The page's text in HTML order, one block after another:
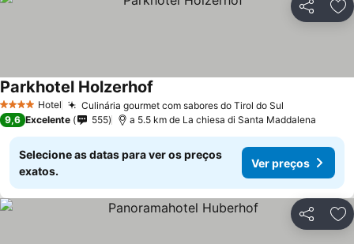
Partilhar
4 EstrelasHotel Culinária gourmet com sabores do Tirol do Sul
Parkhotel Holzerhof
9,6 Excelente 555 a 5.5 km de La chiesa di Santa Maddalena
Selecione as datas para ver os preços
exatos.
Ver preços
Partilhar